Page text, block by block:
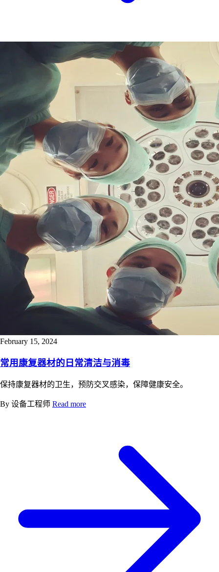
February 15, 2024
常用康复器材的日常清洁与消毒
保持康复器材的卫生，预防交叉感染，保障健康安全。
By 设备工程师 Read more